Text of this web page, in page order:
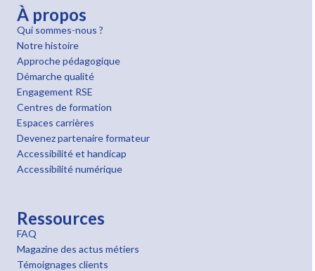
À propos
Qui sommes-nous ?
Notre histoire
Approche pédagogique
Démarche qualité
Engagement RSE
Centres de formation
Espaces carrières
Devenez partenaire formateur
Accessibilité et handicap
Accessibilité numérique
Ressources
FAQ
Magazine des actus métiers
Témoignages clients